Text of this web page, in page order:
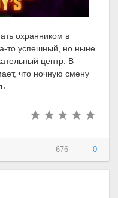
охранником в
то успешный, но ныне
центр. В
что ночную смену
676 0